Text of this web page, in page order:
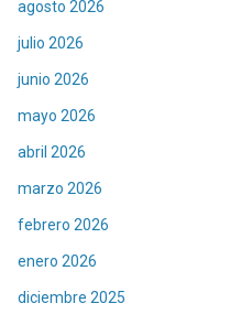
agosto 2026
julio 2026
junio 2026
mayo 2026
abril 2026
marzo 2026
febrero 2026
enero 2026
diciembre 2025